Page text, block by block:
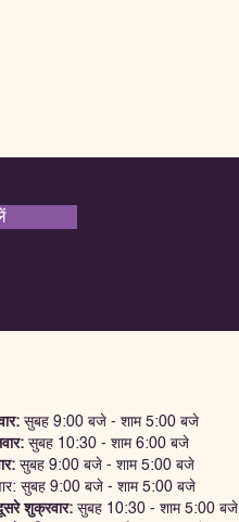
सुबह 9:00 बजे - शाम 5:00 बजे
सुबह 10:30 - शाम 6:00 बजे
सुबह 9:00 बजे - शाम 5:00 बजे
सुबह 9:00 बजे - शाम 5:00 बजे
शुक्रवार: सुबह 10:30 - शाम 5:00 बजे